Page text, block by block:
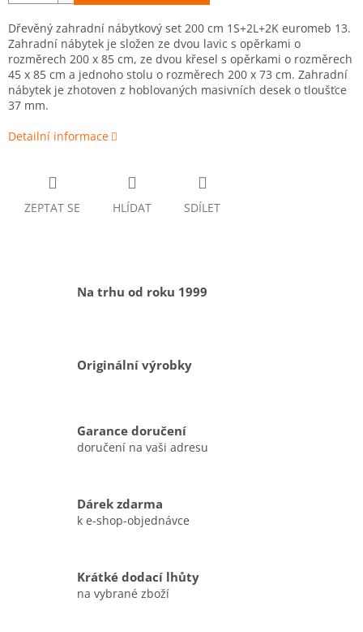
Dřevěný zahradní nábytkový set 200 cm 1S+2L+2K euromeb 13.
Zahradní nábytek je složen ze dvou lavic s opěrkami o
rozměrech 200 x 85 cm, ze dvou křesel s opěrkami o rozměrech
45 x 85 cm a jednoho stolu o rozměrech 200 x 73 cm. Zahradní
nábytek je zhotoven z hoblovaných masivních desek o tloušťce
37 mm.
Detailní informace
ZEPTAT SE HLÍDAT SDÍLET
Na trhu od roku 1999
Originální výrobky
Garance doručení
doručení na vaši adresu
Dárek zdarma
k e-shop-objednávce
Krátké dodací lhůty
na vybrané zboží